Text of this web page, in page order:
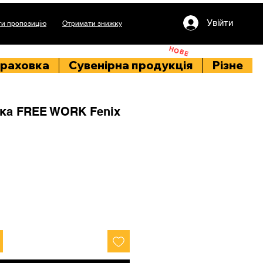
пропозицію Отримати знижку Увійти
НОВЕ
Сувенірна продукція Різне
FREE WORK Fenix